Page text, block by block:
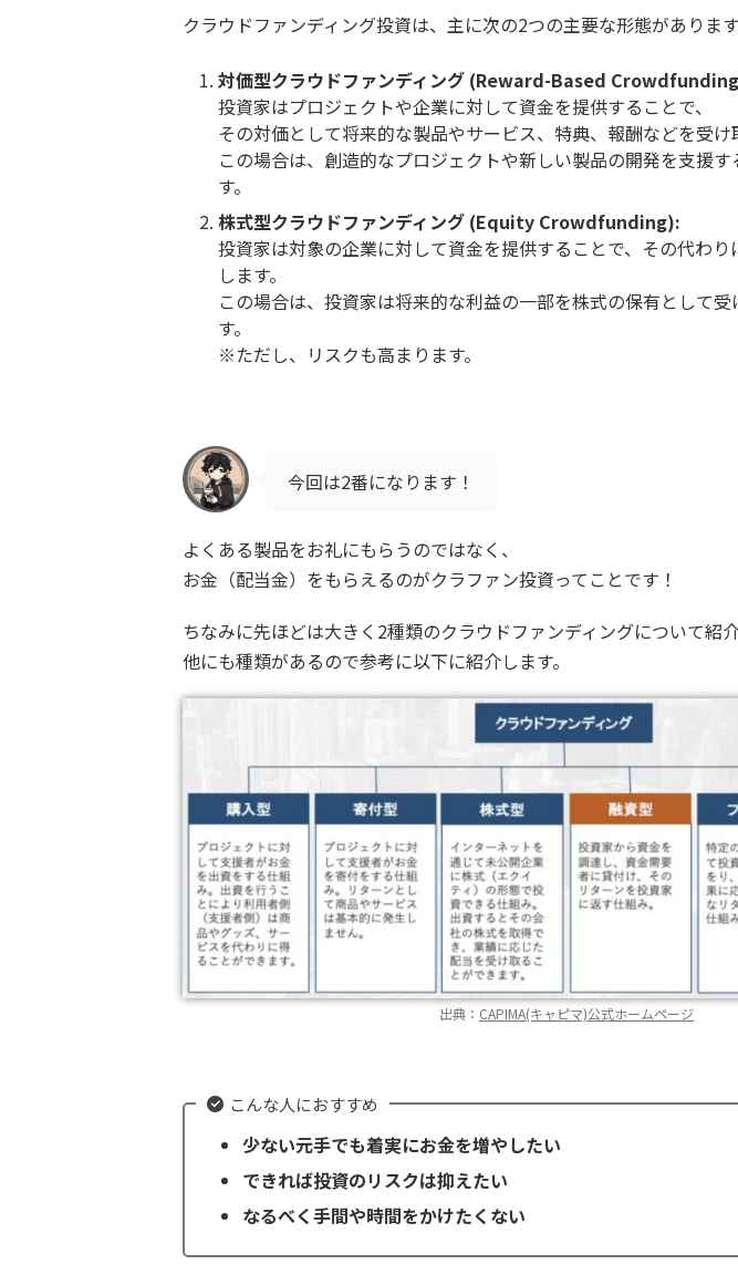
クラウドファンディング投資は、主に次の2つの主要な形態があります
対価型クラウドファンディング (Reward-Based
投資家はプロジェクトや企業に対して資金を提供することで、
その対価として将来的な製品やサービス、特典、報酬などを受け
この場合は、創造的なプロジェクトや新しい製品の開発を支援
す。
株式型クラウドファンディング (Equity Crowdfunding):
投資家は対象の企業に対して資金を提供することで、その代わ
します。
この場合は、投資家は将来的な利益の一部を株式の保有として
す。
※ただし、リスクも高まります。
今回は2番になります！
よくある製品をお礼にもらうのではなく、
お金（配当金）をもらえるのがクラファン投資ってことです！
ちなみに先ほどは大きく2種類のクラウドファンディングについて紹介
他にも種類があるので参考に以下に紹介します。
出典： CAPIMA(キャピマ)公式ホームページ
こんな人におすすめ
少ない元手でも着実にお金を増やしたい
できれば投資のリスクは抑えたい
なるべく手間や時間をかけたくない